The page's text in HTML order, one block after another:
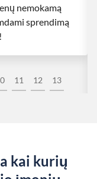
11 12 13
nemokamą
sprendimą
kai kurių